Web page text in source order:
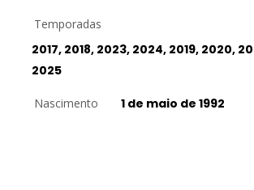
Temporadas
2017, 2018, 2023, 2024, 2019, 2020,
2025
Nascimento 1 de maio de 1992